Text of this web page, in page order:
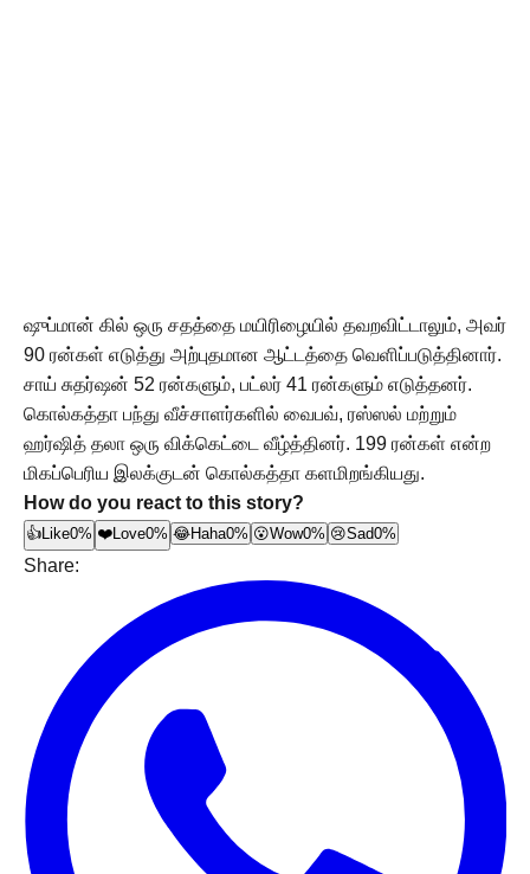
ஷுப்மான் கில் ஒரு சதத்தை மயிரிழையில் தவறவிட்டாலும், அவர்
90 ரன்கள் எடுத்து அற்புதமான ஆட்டத்தை வெளிப்படுத்தினார்.
சாய் சுதர்ஷன் 52 ரன்களும், பட்லர் 41 ரன்களும் எடுத்தனர்.
கொல்கத்தா பந்து வீச்சாளர்களில் வைபவ், ரஸ்ஸல் மற்றும்
ஹர்ஷித் தலா ஒரு விக்கெட்டை வீழ்த்தினர். 199 ரன்கள் என்ற
மிகப்பெரிய இலக்குடன் கொல்கத்தா களமிறங்கியது.
How do you react to this story?
👍Like0% ❤️Love0% 😂Haha0% 😮Wow0% 😢Sad0%
Share: